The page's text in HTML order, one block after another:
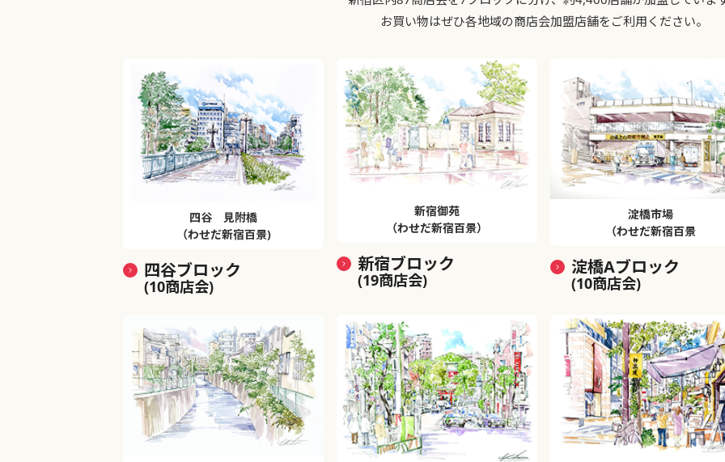
お買い物はぜひ各地域の商店会加盟店舗をご利用ください。
四谷 見附橋
（わせだ新宿百景)
四谷ブロック
(10商店会)
新宿御苑
（わせだ新宿百景）
新宿ブロック
(19商店会)
淀橋市場
（わせだ新宿百景
淀橋Aブロック
(10商店会)